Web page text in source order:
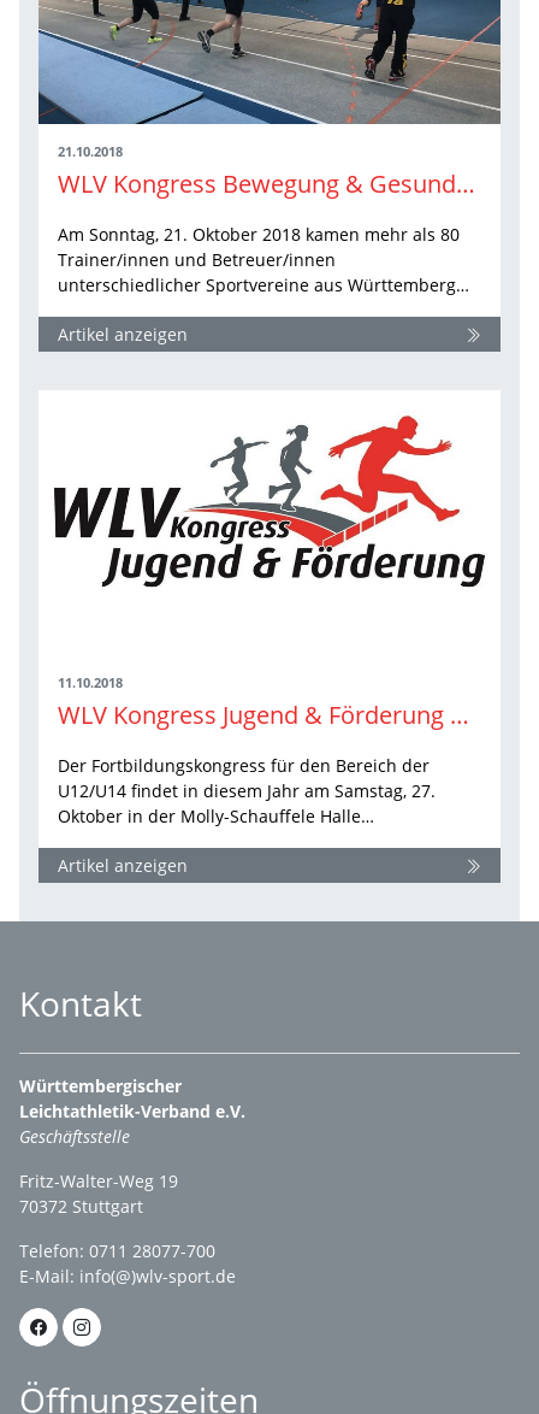
21.10.2018
WLV Kongress Bewegung & Gesundheit mit vielen neuen Ideen für die Praxis
Am Sonntag, 21. Oktober 2018 kamen mehr als 80
Trainer/innen und Betreuer/innen
unterschiedlicher Sportvereine aus Württemberg…
Artikel anzeigen
11.10.2018
WLV Kongress Jugend & Förderung am 27. Oktober 2018
Der Fortbildungskongress für den Bereich der
U12/U14 findet in diesem Jahr am Samstag, 27.
Oktober in der Molly-Schauffele Halle…
Artikel anzeigen
Kontakt
Württembergischer
Leichtathletik-Verband e.V.
Geschäftsstelle
Fritz-Walter-Weg 19
70372 Stuttgart
Telefon: 0711 28077-700
E-Mail: info(@)wlv-sport.de
Öffnungszeiten